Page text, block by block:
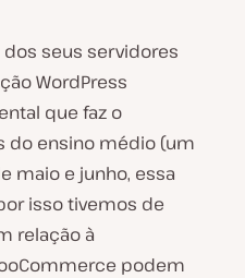
seus servidores
WordPress
que faz o
do ensino médio (um
maio e junho, essa
isso tivemos de
relação à
podem